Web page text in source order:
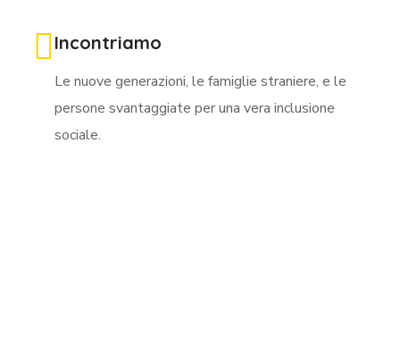
Incontriamo
Le nuove generazioni, le famiglie straniere, e le
persone svantaggiate per una vera inclusione
sociale.